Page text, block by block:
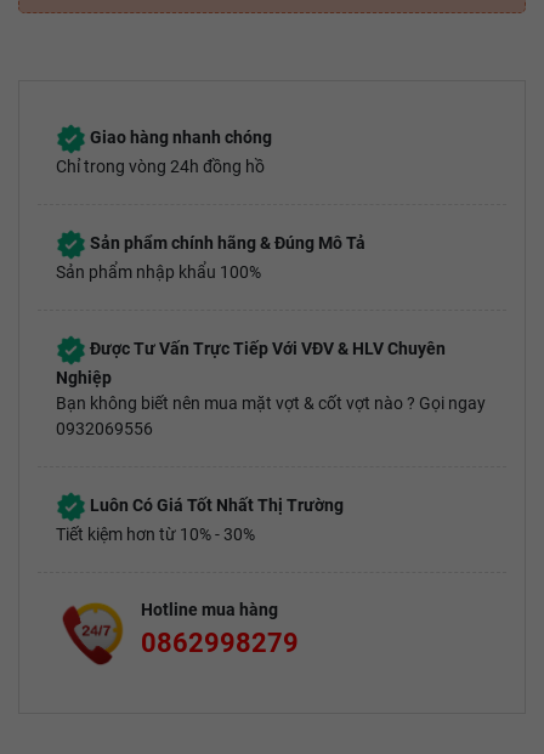
Giao hàng nhanh chóng
Chỉ trong vòng 24h đồng hồ
Sản phẩm chính hãng & Đúng Mô Tả
Sản phẩm nhập khẩu 100%
Được Tư Vấn Trực Tiếp Với VĐV & HLV Chuyên
Nghiệp
Bạn không biết nên mua mặt vợt & cốt vợt nào ? Gọi ngay
0932069556
Luôn Có Giá Tốt Nhất Thị Trường
Tiết kiệm hơn từ 10% - 30%
Hotline mua hàng
0862998279